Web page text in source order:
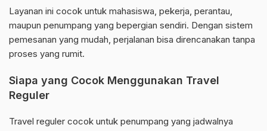
Layanan ini cocok untuk mahasiswa, pekerja, perantau,
maupun penumpang yang bepergian sendiri. Dengan sistem
pemesanan yang mudah, perjalanan bisa direncanakan tanpa
proses yang rumit.
Siapa yang Cocok Menggunakan Travel
Reguler
Travel reguler cocok untuk penumpang yang jadwalnya